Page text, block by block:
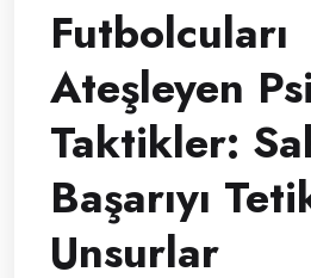
Futbolcuları
Ateşleyen
Taktikler:
Başarıyı
Unsurlar